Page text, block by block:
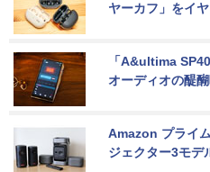
ヤーカフ」をイ
「A&ultima
オーディオの醍
Amazon プライ
ジェクター3モデ